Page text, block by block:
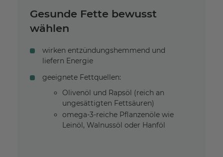
Gesunde Fette bewusst
wählen
wirken entzündungshemmend und
liefern Energie
geeignete Fettquellen:
Olivenöl und Rapsöl (reich an
ungesättigten Fettsäuren)
omega-3-reiche Pflanzenöle wie
Leinöl, Walnussöl oder Hanföl